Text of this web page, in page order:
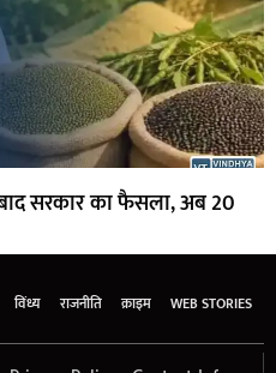
सरकार का फैसला, अब 20
विंध्य राजनीति क्राइम WEB STORIES